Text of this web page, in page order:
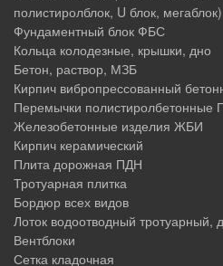
полистиролблок, U блок, мегаблок)
Фундаментный блок ФБС
Кольца колодезные, крышки, дно
Бетон, раствор, МЗБ
Кирпич вибропрессованный
Перемычки полистиролбетонные
Железобетонные изделия ЖБИ
Кирпич керамический
Плита дорожная ПДН
Тротуарная плитка
Бордюр всех видов
Лоток водоотводный
Вентблоки
Сетка кладочная